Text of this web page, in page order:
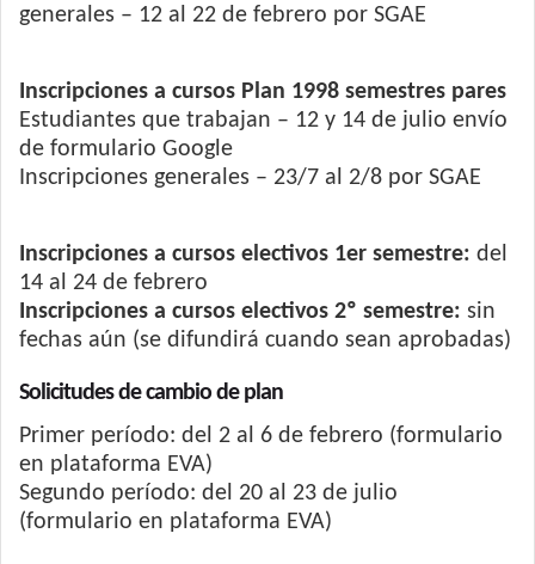
generales – 12 al 22 de febrero por SGAE
Inscripciones a cursos Plan 1998 semestres pares
Estudiantes que trabajan – 12 y 14 de julio envío
de formulario Google
Inscripciones generales – 23/7 al 2/8 por SGAE
Inscripciones a cursos electivos 1er semestre: del
14 al 24 de febrero
Inscripciones a cursos electivos 2º semestre: sin
fechas aún (se difundirá cuando sean aprobadas)
Solicitudes de cambio de plan
Primer período: del 2 al 6 de febrero (formulario
en plataforma EVA)
Segundo período: del 20 al 23 de julio
(formulario en plataforma EVA)